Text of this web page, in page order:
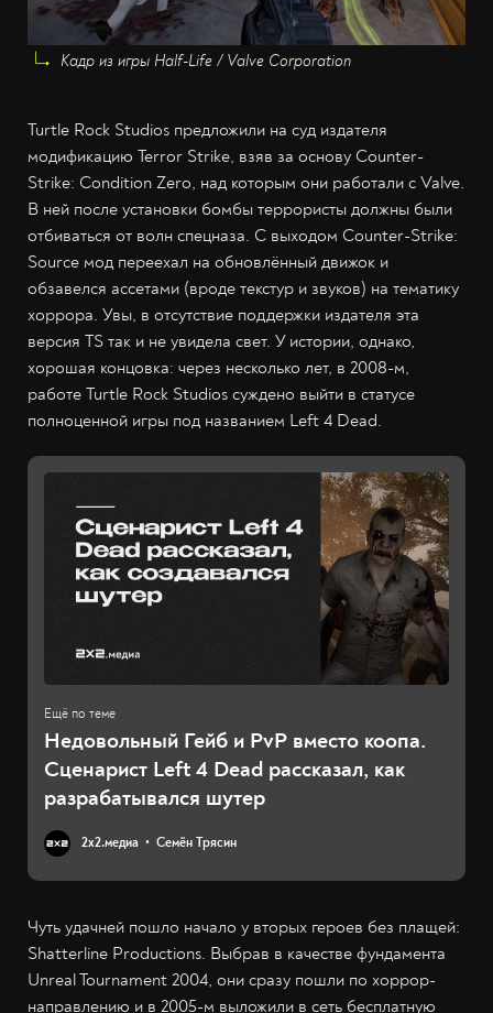
Кадр из игры Half-Life / Valve Corporation
Turtle Rock Studios предложили на суд издателя
модификацию Terror Strike, взяв за основу Counter-
Strike: Condition Zero, над которым они работали с Valve.
В ней после установки бомбы террористы должны были
отбиваться от волн спецназа. С выходом Counter-Strike:
Source мод переехал на обновлённый движок и
обзавелся ассетами (вроде текстур и звуков) на тематику
хоррора. Увы, в отсутствие поддержки издателя эта
версия TS так и не увидела свет. У истории, однако,
хорошая концовка: через несколько лет, в 2008-м,
работе Turtle Rock Studios суждено выйти в статусе
полноценной игры под названием Left 4 Dead.
Недовольный Гейб и PvP вместо коопа.
Сценарист Left 4 Dead рассказал, как
разрабатывался шутер
2х2.медиа Семён Трясин
Чуть удачней пошло начало у вторых героев без плащей:
Shatterline Productions. Выбрав в качестве фундамента
Unreal Tournament 2004, они сразу пошли по хоррор-
направлению и в 2005-м выложили в сеть бесплатную